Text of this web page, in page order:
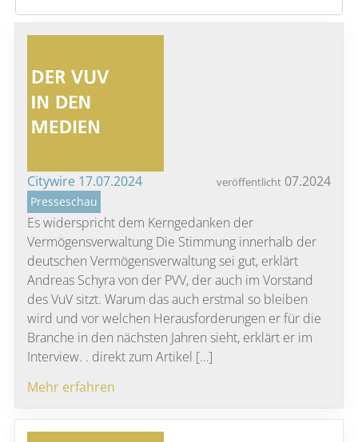
Citywire 17.07.2024 veröffentlicht07.2024
Presseschau
Es widerspricht dem Kerngedanken der
Vermögensverwaltung Die Stimmung innerhalb der
deutschen Vermögensverwaltung sei gut, erklärt
Andreas Schyra von der PVV, der auch im Vorstand
des VuV sitzt. Warum das auch erstmal so bleiben
wird und vor welchen Herausforderungen er für die
Branche in den nächsten Jahren sieht, erklärt er im
Interview. . direkt zum Artikel […]
Mehr erfahren